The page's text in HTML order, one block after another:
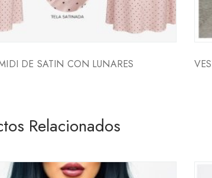
DE SATIN CON LUNARES
Relacionados